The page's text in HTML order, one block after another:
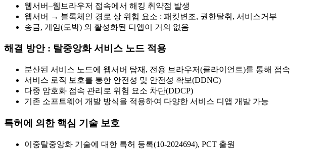
웹서버–웹브라우저 접속에서 해킹 취약점 발생
웹서버 → 블록체인 경로 상 위험 요소 : 패킷변조, 권한탈취, 서비스거부
송금, 게임(도박) 외 활성화된 디앱이 거의 없음
해결 방안 : 탈중앙화 서비스 노드 적용
분산된 서비스 노드에 웹서버 탑재, 전용 브라우저(클라이언트)를 통해 접속
서비스 로직 보호를 통한 안전성 및 안전성 확보(DDNC)
다중 암호화 접속 관리로 위험 요소 차단(DDCP)
기존 소프트웨어 개발 방식을 적용하여 다양한 서비스 디앱 개발 가능
특허에 의한 핵심 기술 보호
이중탈중앙화 기술에 대한 특허 등록(10-2024694), PCT 출원